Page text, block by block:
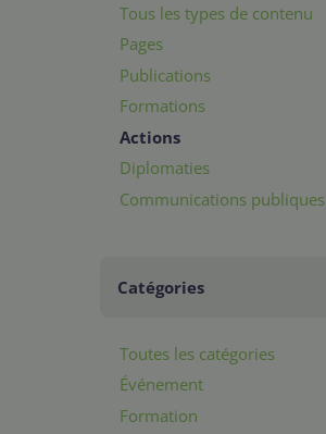
Tous les types de contenu
Pages
Publications
Formations
Actions
Diplomaties
Communications publiques
Catégories
Toutes les catégories
Événement
Formation